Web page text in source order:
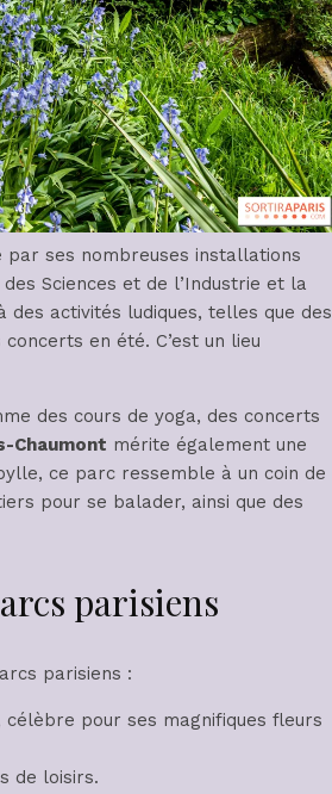
par ses nombreuses installations
Sciences et de l’Industrie et la
des activités ludiques, telles que des
en été. C’est un lieu
des cours de yoga, des concerts
Chaumont mérite également une
ce parc ressemble à un coin de
pour se balader, ainsi que des
parisiens
parisiens :
célèbre pour ses magnifiques fleurs
de loisirs.